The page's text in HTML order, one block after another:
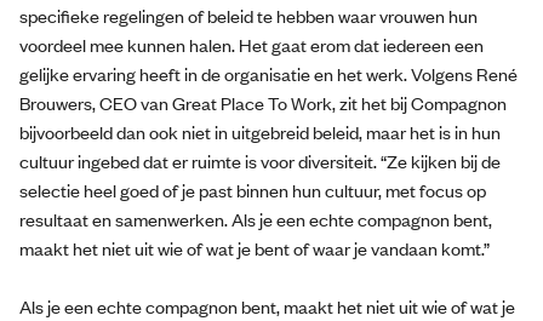
specifieke regelingen of beleid te hebben waar vrouwen hun
voordeel mee kunnen halen. Het gaat erom dat iedereen een
gelijke ervaring heeft in de organisatie en het werk. Volgens René
Brouwers, CEO van Great Place To Work, zit het bij Compagnon
bijvoorbeeld dan ook niet in uitgebreid beleid, maar het is in hun
cultuur ingebed dat er ruimte is voor diversiteit. “Ze kijken bij de
selectie heel goed of je past binnen hun cultuur, met focus op
resultaat en samenwerken. Als je een echte compagnon bent,
maakt het niet uit wie of wat je bent of waar je vandaan komt.”
Als je een echte compagnon bent, maakt het niet uit wie of wat je